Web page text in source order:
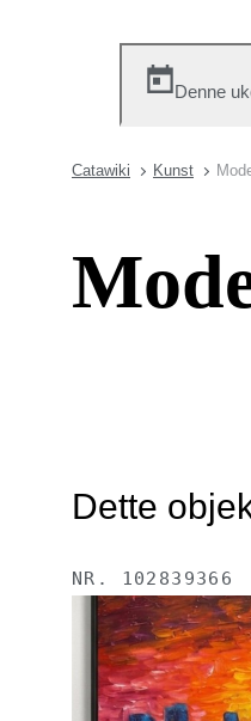
Denne
Catawiki Kunst
Dette
NR. 102839366